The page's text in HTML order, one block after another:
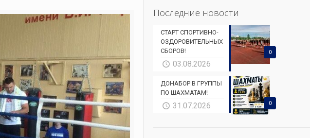
Последние новости
0
СТАРТ СПОРТИВНО-
ОЗДОРОВИТЕЛЬНЫХ
СБОРОВ!
03.08.2026
0
ДОНАБОР В ГРУППЫ
ПО ШАХМАТАМ!
31.07.2026